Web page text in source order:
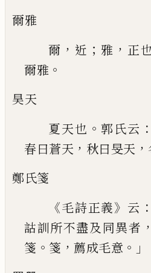
爾雅
爾 ， 近 ； 雅 ， 正
爾雅 。
昊天
夏天也 。 郭氏云
春曰蒼天 ， 秋曰旻天 ，
鄭氏箋
《毛詩正義》 云
詁訓所不盡及同異者 ，
箋 。 箋 ， 薦成毛意 。」